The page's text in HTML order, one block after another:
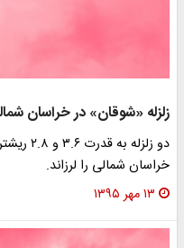
زلزله «شوقان» در خراسان شمالی
دو زلزله
خراسان شمالی را لرزاند.
۱۳ مهر ۱۳۹۵